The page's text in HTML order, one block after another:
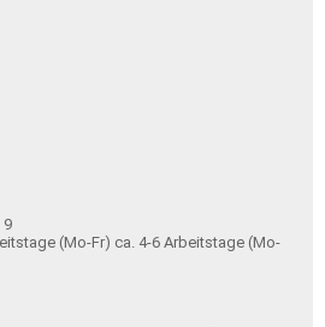
9
ca. 4-6 Arbeitstage (Mo-